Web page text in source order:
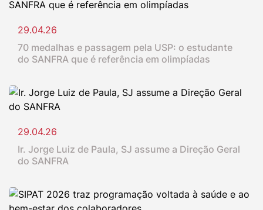
29.04.26
70 medalhas e passagem pela USP: o estudante
do SANFRA que é referência em olimpíadas
29.04.26
Ir. Jorge Luiz de Paula, SJ assume a Direção Geral
do SANFRA